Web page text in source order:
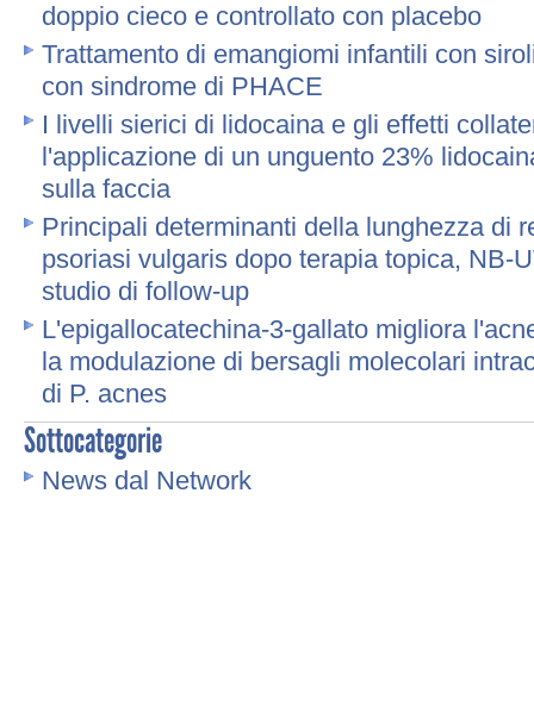
doppio cieco e controllato con placebo
Trattamento di emangiomi infantili con
con sindrome di PHACE
I livelli sierici di lidocaina e gli effetti
l'applicazione di un unguento 23%
sulla faccia
Principali determinanti della lunghezza di
psoriasi vulgaris dopo terapia topica, NB-
studio di follow-up
L'epigallocatechina-3-gallato migliora
la modulazione di bersagli molecolari
di P. acnes
Sottocategorie
News dal Network